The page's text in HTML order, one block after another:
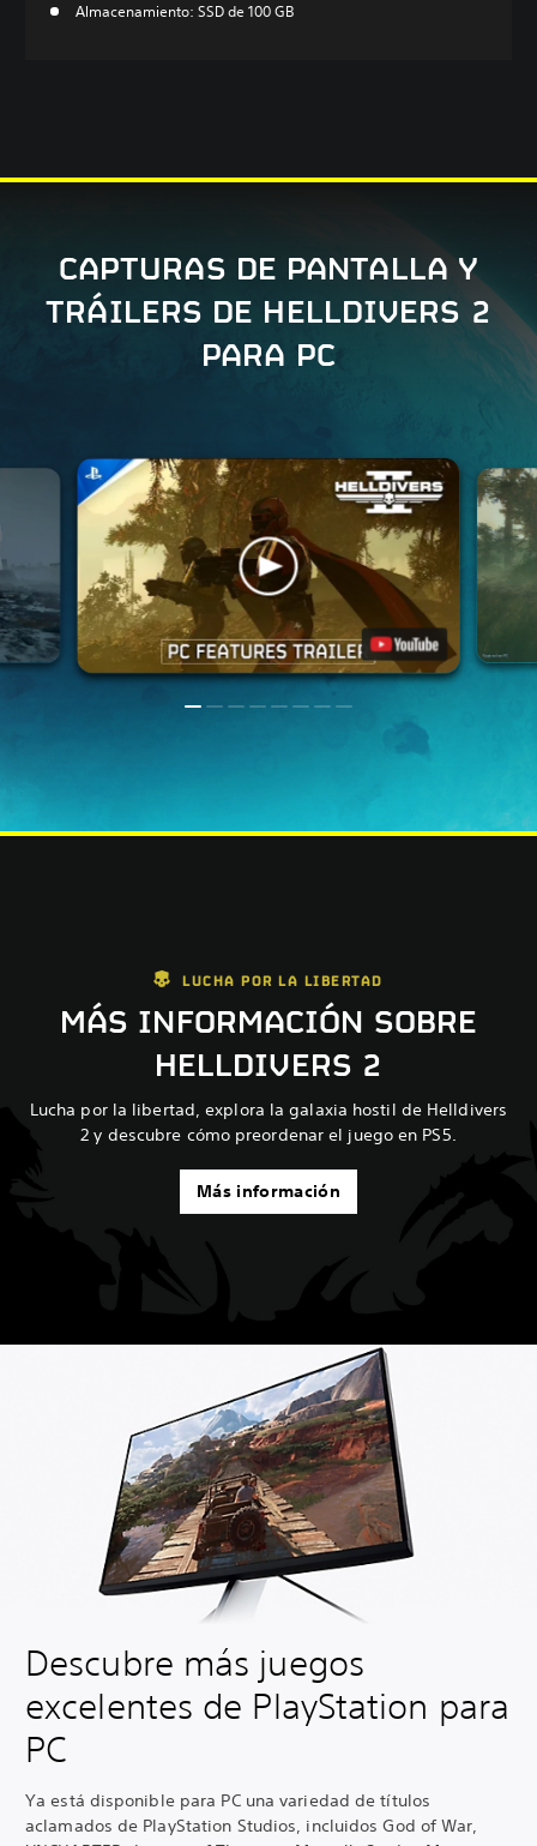
Almacenamiento: SSD de 100 GB
CAPTURAS DE PANTALLA Y
TRÁILERS DE HELLDIVERS 2
PARA PC
LUCHA POR LA LIBERTAD
MÁS INFORMACIÓN SOBRE
HELLDIVERS 2
Lucha por la libertad, explora la galaxia hostil de Helldivers
2 y descubre cómo preordenar el juego en PS5.
Más información
Descubre más juegos
excelentes de PlayStation para
PC
Ya está disponible para PC una variedad de títulos
aclamados de PlayStation Studios, incluidos God of War,